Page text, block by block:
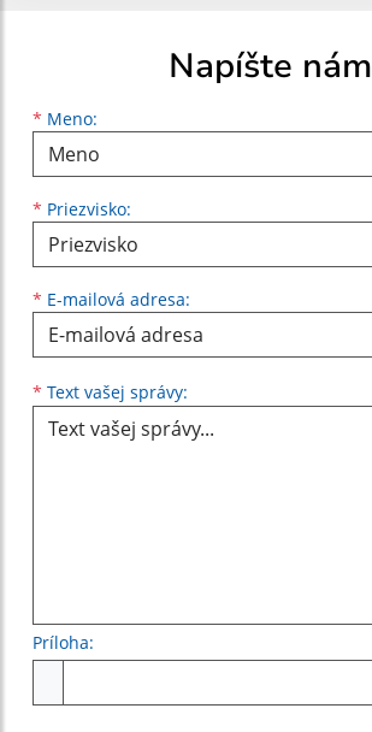
Napíšte nám
* Meno:
Meno
* Priezvisko:
Priezvisko
* E-mailová adresa:
E-mailová adresa
* Text vašej správy:
Príloha: